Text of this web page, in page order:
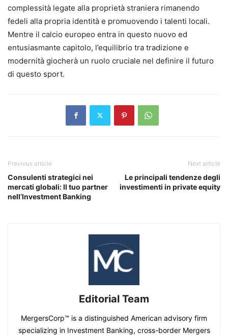
complessità legate alla proprietà straniera rimanendo
fedeli alla propria identità e promuovendo i talenti locali.
Mentre il calcio europeo entra in questo nuovo ed
entusiasmante capitolo, l’equilibrio tra tradizione e
modernità giocherà un ruolo cruciale nel definire il futuro
di questo sport.
Previous article
Consulenti strategici nei
mercati globali: Il tuo partner
nell’Investment Banking
Next article
Le principali tendenze degli
investimenti in private equity
Editorial Team
MergersCorp™ is a distinguished American advisory firm
specializing in Investment Banking, cross-border Mergers